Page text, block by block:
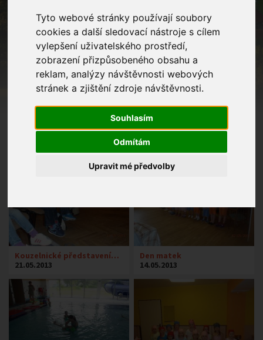
Tyto webové stránky používají soubory
cookies a další sledovací nástroje s cílem
vylepšení uživatelského prostředí,
zobrazení přizpůsobeného obsahu a
reklam, analýzy návštěvnosti webových
stránek a zjištění zdroje návštěvnosti.
Souhlasím
Odmítám
Upravit mé předvolby
Rok
Kouzelnické představení…
21.05.2013
Den matek
14.05.2013